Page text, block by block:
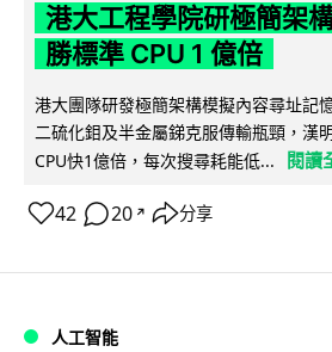
港大工程學院研極簡架
勝標準 CPU 1 億倍
港大團隊研發極簡架構模擬內容尋址記
二硫化鉬及半金屬銻克服傳輸瓶頸，漢
CPU快1億倍，每次搜尋耗能低...
閱讀
42 20 ↗ 分享
人工智能